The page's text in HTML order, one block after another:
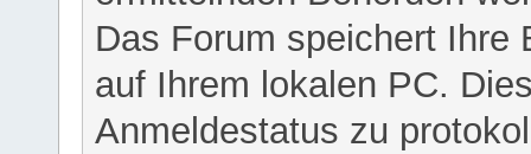
Das Forum speichert Ihre
auf Ihrem lokalen PC.
Anmeldestatus zu